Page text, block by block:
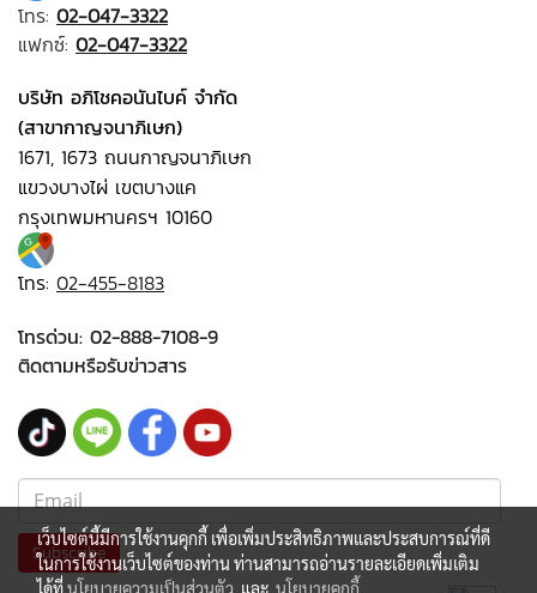
โทร: 02-047-3322
แฟกซ์: 02-047-3322
บริษัท อภิโชคอนันไบค์ จำกัด
(สาขากาญจนาภิเษก)
1671, 1673 ถนนกาญจนาภิเษก
แขวงบางไผ่ เขตบางแค
กรุงเทพมหานครฯ 10160
โทร: 02-455-8183
โทรด่วน: 02-888-7108-9
ติดตามหรือรับข่าวสาร
Subscribe
เว็บไซต์นี้มีการใช้งานคุกกี้ เพื่อเพิ่มประสิทธิภาพและประสบการณ์ที่ดี
ในการใช้งานเว็บไซต์ของท่าน ท่านสามารถอ่านรายละเอียดเพิ่มเติม
ได้ที่นโยบายความเป็นส่วนตัว และ นโยบายคุกกี้